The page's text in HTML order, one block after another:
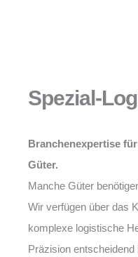
Spezial-
Branchenexpertise
Güter.
Manche Güter
Wir verfügen über das
komplexe logistische
Präzision entscheidend